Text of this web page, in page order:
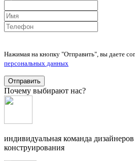
Нажимая на кнопку "Отправить", вы даете
персональных данных
Отправить
Почему выбирают нас?
индивидуальная команда
конструирования